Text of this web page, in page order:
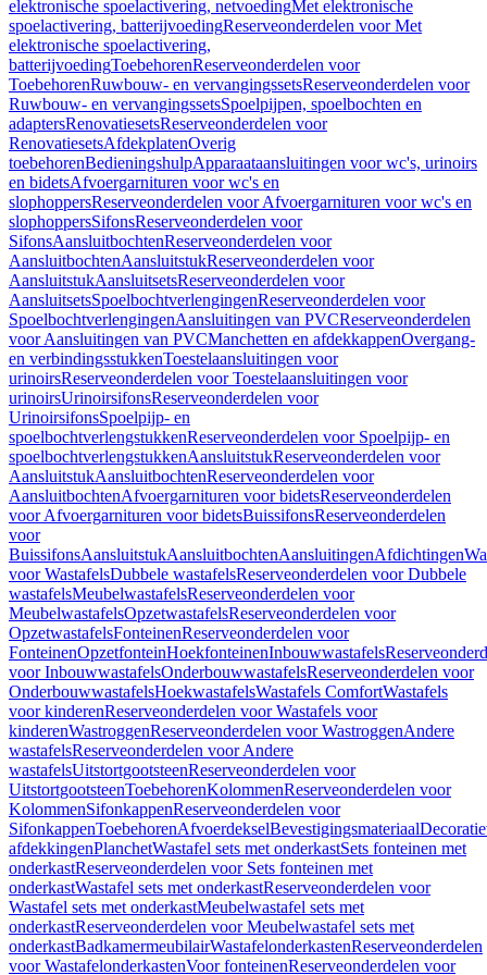
elektronische spoelactivering, netvoedingMet elektronische
spoelactivering, batterijvoedingReserveonderdelen voor Met
elektronische spoelactivering,
batterijvoedingToebehorenReserveonderdelen voor
ToebehorenRuwbouw- en vervangingssetsReserveonderdelen voor
Ruwbouw- en vervangingssetsSpoelpijpen, spoelbochten en
adaptersRenovatiesetsReserveonderdelen voor
RenovatiesetsAfdekplatenOverig
toebehorenBedieningshulpApparaataansluitingen voor wc's, urinoirs
en bidetsAfvoergarnituren voor wc's en
slophoppersReserveonderdelen voor Afvoergarnituren voor wc's en
slophoppersSifonsReserveonderdelen voor
SifonsAansluitbochtenReserveonderdelen voor
AansluitbochtenAansluitstukReserveonderdelen voor
AansluitstukAansluitsetsReserveonderdelen voor
AansluitsetsSpoelbochtverlengingenReserveonderdelen voor
SpoelbochtverlengingenAansluitingen van PVCReserveonderdelen
voor Aansluitingen van PVCManchetten en afdekkappenOvergang-
en verbindingsstukkenToestelaansluitingen voor
urinoirsReserveonderdelen voor Toestelaansluitingen voor
urinoirsUrinoirsifonsReserveonderdelen voor
UrinoirsifonsSpoelpijp- en
spoelbochtverlengstukkenReserveonderdelen voor Spoelpijp- en
spoelbochtverlengstukkenAansluitstukReserveonderdelen voor
AansluitstukAansluitbochtenReserveonderdelen voor
AansluitbochtenAfvoergarnituren voor bidetsReserveonderdelen
voor Afvoergarnituren voor bidetsBuissifonsReserveonderdelen
voor
BuissifonsAansluitstukAansluitbochtenAansluitingenAfdichtingen
voor WastafelsDubbele wastafelsReserveonderdelen voor Dubbele
wastafelsMeubelwastafelsReserveonderdelen voor
MeubelwastafelsOpzetwastafelsReserveonderdelen voor
OpzetwastafelsFonteinenReserveonderdelen voor
FonteinenOpzetfonteinHoekfonteinenInbouwwastafels
voor InbouwwastafelsOnderbouwwastafelsReserveonderdelen voor
OnderbouwwastafelsHoekwastafelsWastafels ComfortWastafels
voor kinderenReserveonderdelen voor Wastafels voor
kinderenWastroggenReserveonderdelen voor WastroggenAndere
wastafelsReserveonderdelen voor Andere
wastafelsUitstortgootsteenReserveonderdelen voor
UitstortgootsteenToebehorenKolommenReserveonderdelen voor
KolommenSifonkappenReserveonderdelen voor
SifonkappenToebehorenAfvoerdekselBevestigingsmateriaal
afdekkingenPlanchetWastafel sets met onderkastSets fonteinen met
onderkastReserveonderdelen voor Sets fonteinen met
onderkastWastafel sets met onderkastReserveonderdelen voor
Wastafel sets met onderkastMeubelwastafel sets met
onderkastReserveonderdelen voor Meubelwastafel sets met
onderkastBadkamermeubilairWastafelonderkastenReserveonderdelen
voor WastafelonderkastenVoor fonteinenReserveonderdelen voor